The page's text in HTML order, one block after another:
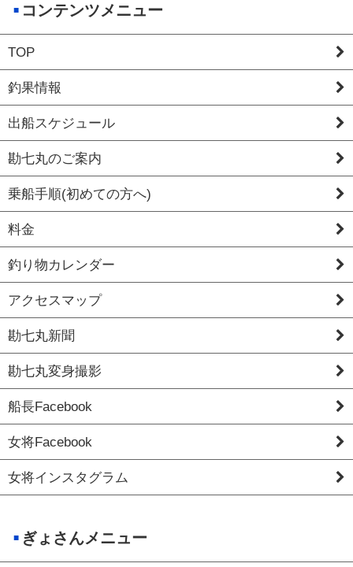
コンテンツメニュー
TOP
釣果情報
出船スケジュール
勘七丸のご案内
乗船手順(初めての方へ)
料金
釣り物カレンダー
アクセスマップ
勘七丸新聞
勘七丸変身撮影
船長Facebook
女将Facebook
女将インスタグラム
ぎょさんメニュー